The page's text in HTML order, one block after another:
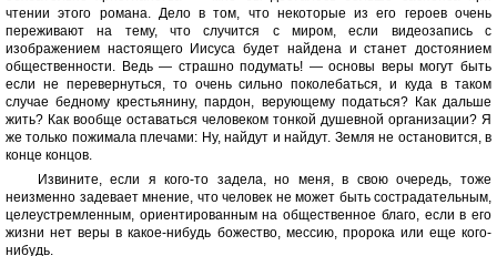
чтении этого романа. Дело в том, что некоторые из его героев очень
переживают на тему, что случится с миром, если видеозапись с
изображением настоящего Иисуса будет найдена и станет достоянием
общественности. Ведь — страшно подумать! — основы веры могут быть
если не перевернуться, то очень сильно поколебаться, и куда в таком
случае бедному крестьянину, пардон, верующему податься? Как дальше
жить? Как вообще оставаться человеком тонкой душевной организации? Я
же только пожимала плечами: Ну, найдут и найдут. Земля не остановится, в
конце концов.
Извините, если я кого-то задела, но меня, в свою очередь, тоже
неизменно задевает мнение, что человек не может быть сострадательным,
целеустремленным, ориентированным на общественное благо, если в его
жизни нет веры в какое-нибудь божество, мессию, пророка или еще кого-
нибудь.